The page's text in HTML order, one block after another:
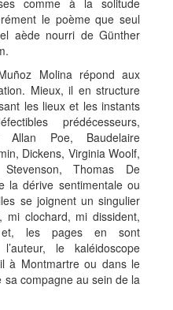
comme à la solitude
le poème que seul
aède nourri de Günther
Molina répond aux
Mieux, il en structure
les lieux et les instants
prédécesseurs,
Allan Poe, Baudelaire
Dickens, Virginia Woolf,
Thomas De
la dérive sentimentale ou
se joignent un singulier
mi clochard, mi dissident,
les pages en sont
le kaléidoscope
à Montmartre ou dans le
compagne au sein de la